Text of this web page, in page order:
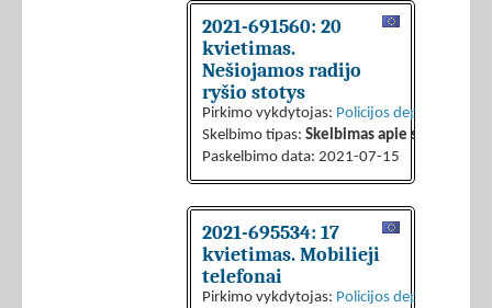
2021-691560: 20
kvietimas.
Nešiojamos radijo
ryšio stotys
Pirkimo vykdytojas: Policijos
Skelbimo tipas: Skelbimas apie sutarties
Paskelbimo data: 2021-07-15
2021-695534: 17
kvietimas. Mobilieji
telefonai
Pirkimo vykdytojas: Policijos